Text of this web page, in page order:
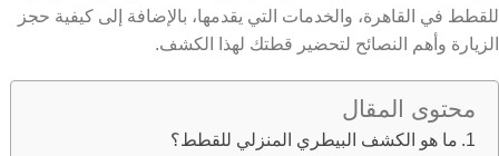
للقطط في القاهرة، والخدمات التي يقدمها، بالإضافة إلى كيفية حجز
الزيارة وأهم النصائح لتحضير قطتك لهذا الكشف.
محتوى المقال
ما هو الكشف البيطري المنزلي للقطط؟